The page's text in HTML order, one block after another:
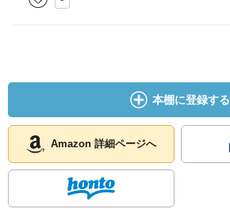
本棚に登録する
Amazon 詳細ページへ